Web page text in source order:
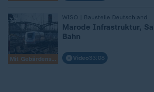
Mit Gebärdensprache
WISO | Baustelle Deutschland
:
Marode Infrastruktur,
Bahn
Video33:08